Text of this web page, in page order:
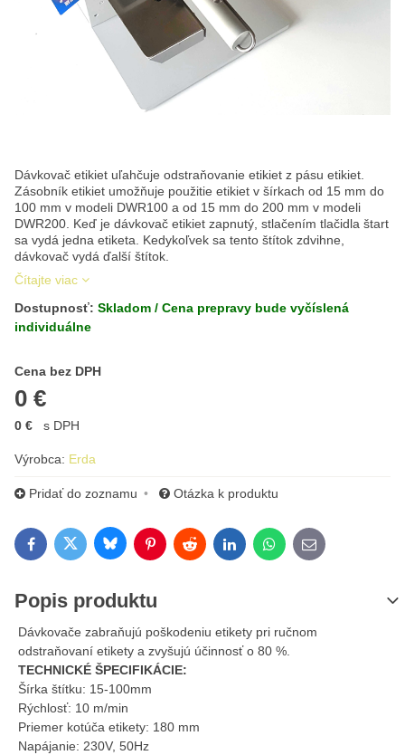
Dávkovač etikiet uľahčuje odstraňovanie etikiet z pásu etikiet.
Zásobník etikiet umožňuje použitie etikiet v šírkach od 15 mm do
100 mm v modeli DWR100 a od 15 mm do 200 mm v modeli
DWR200. Keď je dávkovač etikiet zapnutý, stlačením tlačidla štart
sa vydá jedna etiketa. Kedykoľvek sa tento štítok zdvihne,
dávkovač vydá ďalší štítok.
Čítajte viac
Dostupnosť: Skladom / Cena prepravy bude vyčíslená
individuálne
Cena bez DPH
0 €
Cena s DPH
0 € s DPH
Výrobca: Erda
Pridať do zoznamu Otázka k produktu
FacebookTwitterBlueskyPinterestRedditLinkedInWhatsApp
E-mail
Popis produktu
Dávkovače zabraňujú poškodeniu etikety pri ručnom
odstraňovaní etikety a zvyšujú účinnosť o 80 %.
TECHNICKÉ ŠPECIFIKÁCIE:
Šírka štítku: 15-100mm
Rýchlosť: 10 m/min
Priemer kotúča etikety: 180 mm
Napájanie: 230V, 50Hz